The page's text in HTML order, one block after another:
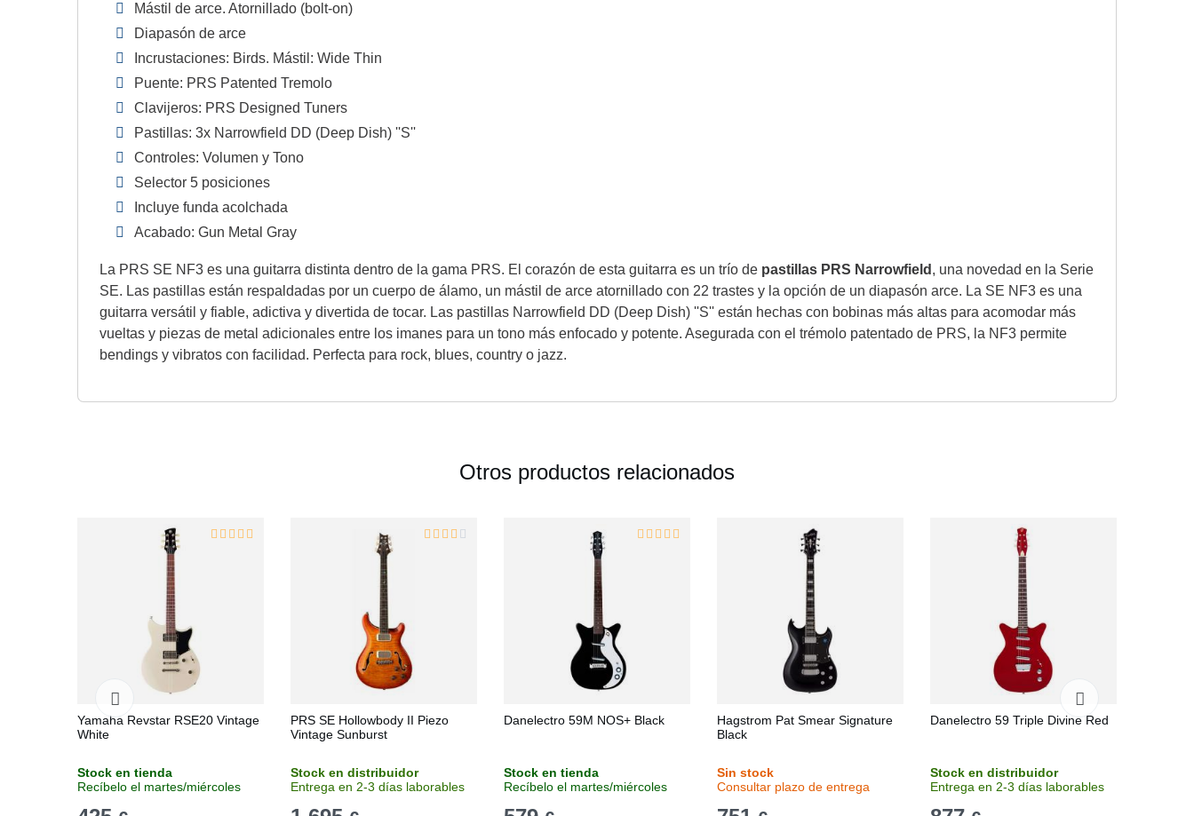
Mástil de arce. Atornillado (bolt-on)
Diapasón de arce
Incrustaciones: Birds. Mástil: Wide Thin
Puente: PRS Patented Tremolo
Clavijeros: PRS Designed Tuners
Pastillas: 3x Narrowfield DD (Deep Dish) ''S''
Controles: Volumen y Tono
Selector 5 posiciones
Incluye funda acolchada
Acabado: Gun Metal Gray
La PRS SE NF3 es una guitarra distinta dentro de la gama PRS. El corazón de esta guitarra es un trío de pastillas PRS Narrowfield , una novedad en la Serie
SE. Las pastillas están respaldadas por un cuerpo de álamo, un mástil de arce atornillado con 22 trastes y la opción de un diapasón arce. La SE NF3 es una
guitarra versátil y fiable, adictiva y divertida de tocar. Las pastillas Narrowfield DD (Deep Dish) ''S'' están hechas con bobinas más altas para acomodar más
vueltas y piezas de metal adicionales entre los imanes para un tono más enfocado y potente. Asegurada con el trémolo patentado de PRS, la NF3 permite
bendings y vibratos con facilidad. Perfecta para rock, blues, country o jazz.
Otros productos relacionados
Yamaha Revstar RSE20 Vintage
White
Stock en tienda
Recíbelo el martes/miércoles
PRS SE Hollowbody II Piezo
Vintage Sunburst
Stock en distribuidor
Entrega en 2-3 días laborables
Danelectro 59M NOS+ Black
Stock en tienda
Recíbelo el martes/miércoles
Hagstrom Pat Smear Signature
Black
Sin stock
Consultar plazo de entrega
Danelectro 59 Triple Divine Red
Stock en distribuidor
Entrega en 2-3 días laborables